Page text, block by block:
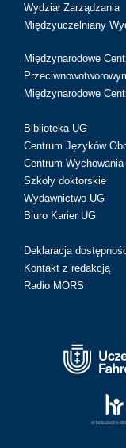
Wydział Zarządzania
Międzyuczelniany
Międzynarodowe
Międzynarodowe
Biblioteka UG
Centrum Języków
Centrum
Szkoły doktorskie
Wydawnictwo UG
Biuro Karier UG
Deklaracja
Kontakt z redakcją
Radio MORS